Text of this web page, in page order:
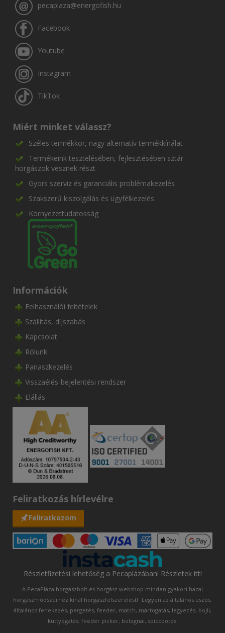
pecaplaza@energofish.hu
Facebook
Youtube
Instagram
TikTok
Miért minket válassz?
Széles termékkör, nagy alternatív termékkínálat
Termékeink tesztelésében, fejlesztésében sztár
horgászok vesznek részt
Gyors szerviz és garanciális problémakezelés
Szakszerű kiszolgálás és ügyfélkezelés
Környezettudatosság
Információk
Felhasználói feltételek
Szállítás, díjszabás
Kapcsolat
Rólunk
Panaszkezelés
Visszaélés-bejelentési rendszer
Elállás
Feliratkozás hírlevélre
Feliratkozom
Részletfizetési lehetőség a Pecaplázában! Részletek itt!
A PecaPláza horgászbolt és horgász webshop minden gyakori hazai
horgászmódszerhez kínál horgászfelszerelést! Legyen az általános úszós,
általános fenekezés, pergetés, feeder, match, mártogatás, legyezés, bojli,
kuttyogatás, feeder picker, bolognai, spiccbotos.